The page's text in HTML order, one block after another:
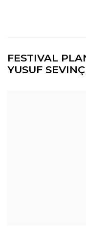
FESTIVAL
YUSUF